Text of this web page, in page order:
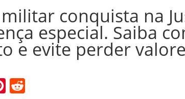
conquista na
especial. Saiba
e evite perder